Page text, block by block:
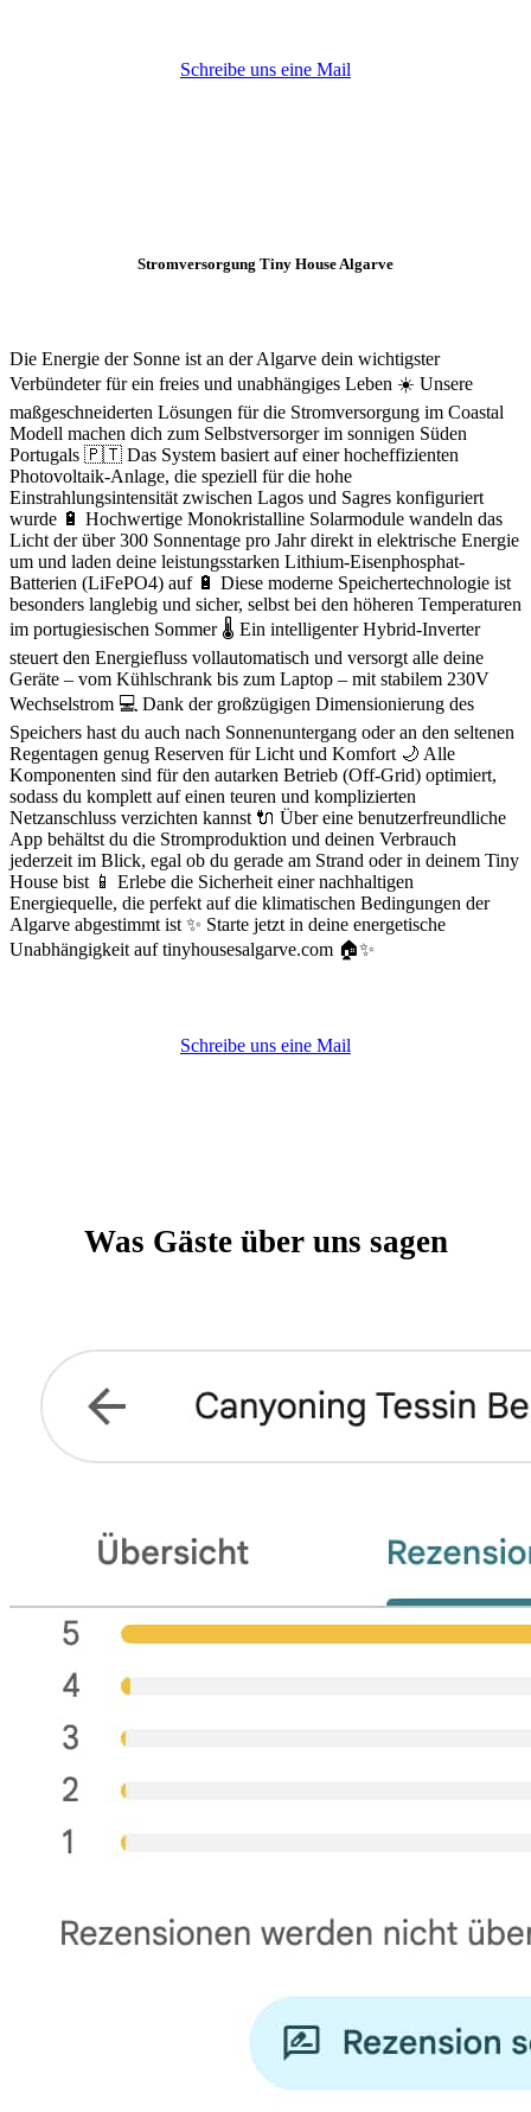
Schreibe uns eine Mail
Stromversorgung Tiny House Algarve
Die Energie der Sonne ist an der Algarve dein wichtigster
Verbündeter für ein freies und unabhängiges Leben ☀️ Unsere
maßgeschneiderten Lösungen für die Stromversorgung im Coastal
Modell machen dich zum Selbstversorger im sonnigen Süden
Portugals 🇵🇹 Das System basiert auf einer hocheffizienten
Photovoltaik-Anlage, die speziell für die hohe
Einstrahlungsintensität zwischen Lagos und Sagres konfiguriert
wurde 🔋 Hochwertige Monokristalline Solarmodule wandeln das
Licht der über 300 Sonnentage pro Jahr direkt in elektrische Energie
um und laden deine leistungsstarken Lithium-Eisenphosphat-
Batterien (LiFePO4) auf 🔋 Diese moderne Speichertechnologie ist
besonders langlebig und sicher, selbst bei den höheren Temperaturen
im portugiesischen Sommer 🌡️ Ein intelligenter Hybrid-Inverter
steuert den Energiefluss vollautomatisch und versorgt alle deine
Geräte – vom Kühlschrank bis zum Laptop – mit stabilem 230V
Wechselstrom 💻 Dank der großzügigen Dimensionierung des
Speichers hast du auch nach Sonnenuntergang oder an den seltenen
Regentagen genug Reserven für Licht und Komfort 🌙 Alle
Komponenten sind für den autarken Betrieb (Off-Grid) optimiert,
sodass du komplett auf einen teuren und komplizierten
Netzanschluss verzichten kannst 🔌 Über eine benutzerfreundliche
App behältst du die Stromproduktion und deinen Verbrauch
jederzeit im Blick, egal ob du gerade am Strand oder in deinem Tiny
House bist 📱 Erlebe die Sicherheit einer nachhaltigen
Energiequelle, die perfekt auf die klimatischen Bedingungen der
Algarve abgestimmt ist ✨ Starte jetzt in deine energetische
Unabhängigkeit auf tinyhousesalgarve.com 🏠✨
Schreibe uns eine Mail
Was Gäste über uns sagen